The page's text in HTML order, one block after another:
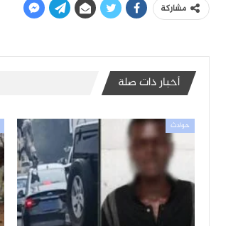
مشاركة
أخبار ذات صلة
حوادث